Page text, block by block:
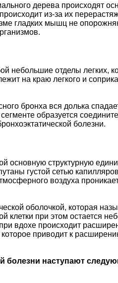
дерева происходят
из-за их
гладких мышц не
небольшие отделы легких,
на краю легкого и
бронха вся долька
образуется
болезни.
основную структурную
густой сетью
воздуха
оболочкой, которая
клетки при этом остается
вдохе происходит
приводит к
болезни наступают